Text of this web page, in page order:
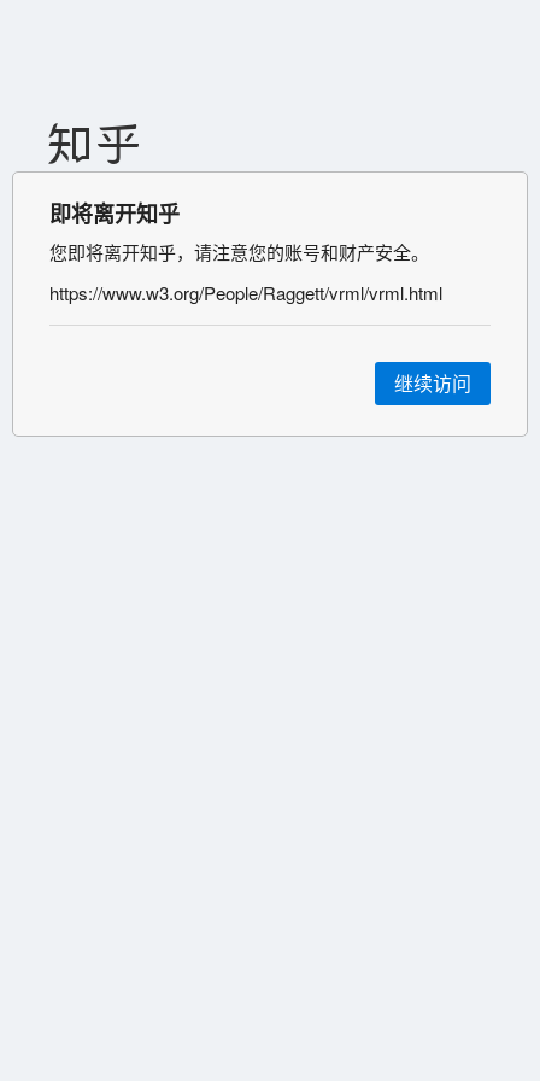
即将离开知乎
您即将离开知乎，请注意您的账号和财产安全。
https://www.w3.org/People/Raggett/vrml/vrml.html
继续访问